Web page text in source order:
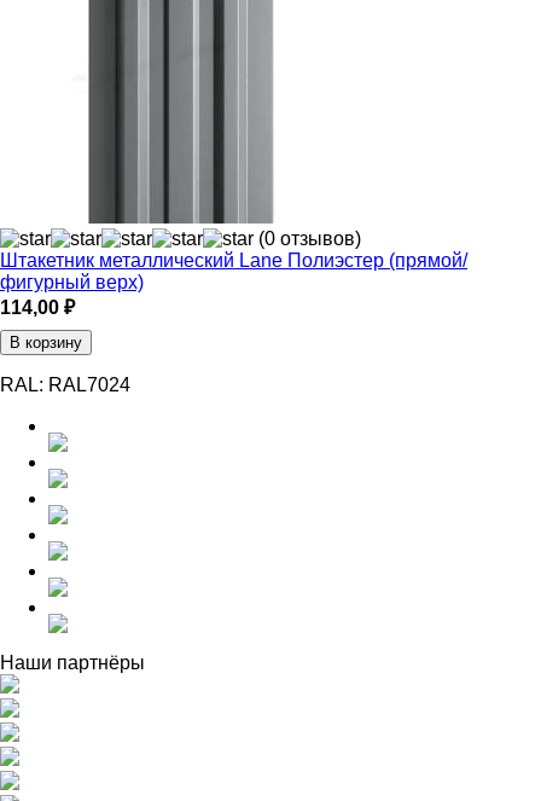
(0 отзывов)
Штакетник металлический Lane Полиэстер (прямой/
фигурный верх)
114,00 ₽
В корзину
RAL: RAL7024
Наши партнёры